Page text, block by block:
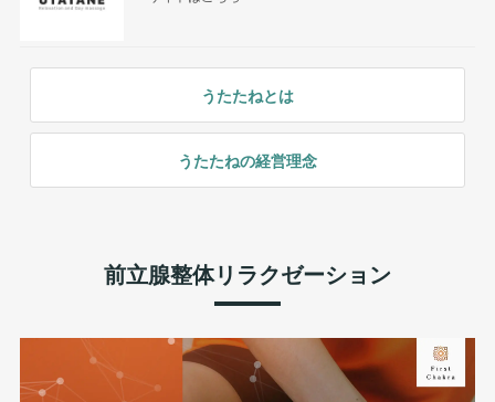
うたたねとは
うたたねの経営理念
前立腺整体リラクゼーション